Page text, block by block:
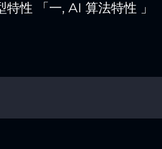
1. 模型特性 「一, AI 算法特性 」